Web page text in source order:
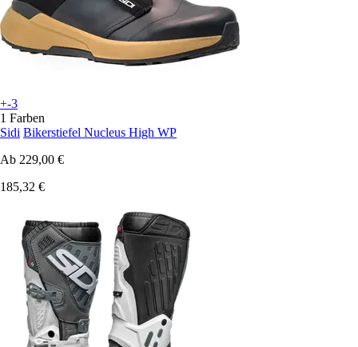
+-3
1 Farben
Sidi Bikerstiefel Nucleus High WP
Ab 229,00 €
185,32 €